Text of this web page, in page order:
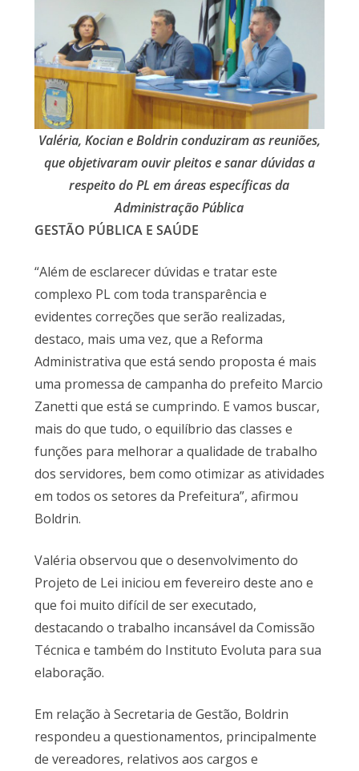
Valéria, Kocian e Boldrin conduziram as reuniões,
que objetivaram ouvir pleitos e sanar dúvidas a
respeito do PL em áreas específicas da
Administração Pública
GESTÃO PÚBLICA E SAÚDE
“Além de esclarecer dúvidas e tratar este
complexo PL com toda transparência e
evidentes correções que serão realizadas,
destaco, mais uma vez, que a Reforma
Administrativa que está sendo proposta é mais
uma promessa de campanha do prefeito Marcio
Zanetti que está se cumprindo. E vamos buscar,
mais do que tudo, o equilíbrio das classes e
funções para melhorar a qualidade de trabalho
dos servidores, bem como otimizar as atividades
em todos os setores da Prefeitura”, afirmou
Boldrin.
Valéria observou que o desenvolvimento do
Projeto de Lei iniciou em fevereiro deste ano e
que foi muito difícil de ser executado,
destacando o trabalho incansável da Comissão
Técnica e também do Instituto Evoluta para sua
elaboração.
Em relação à Secretaria de Gestão, Boldrin
respondeu a questionamentos, principalmente
de vereadores, relativos aos cargos e